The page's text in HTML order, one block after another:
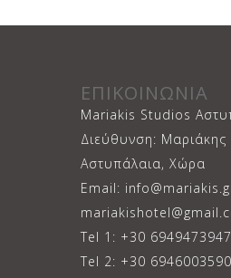
ΕΠΙΚΟΙΝΩΝΙΑ
Mariakis Studios
Διεύθυνση: Μαριάκης
Αστυπάλαια, Χώρα
Email:
Tel 1: +30 6949473947
Tel 2: +30 6946003590